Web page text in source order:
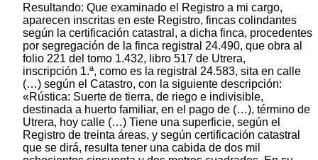
Resultando: Que examinado el Registro a mi cargo,
aparecen inscritas en este Registro, fincas colindantes
según la certificación catastral, a dicha finca, procedentes
por segregación de la finca registral 24.490, que obra al
folio 221 del tomo 1.432, libro 517 de Utrera,
inscripción 1.ª, como es la registral 24.583, sita en calle
(…) según el Catastro, con la siguiente descripción:
«Rústica: Suerte de tierra, de riego e indivisible,
destinada a huerto familiar, en el pago de (…), término de
Utrera, hoy calle (…) Tiene una superficie, según el
Registro de treinta áreas, y según certificación catastral
que se dirá, resulta tener una cabida de dos mil